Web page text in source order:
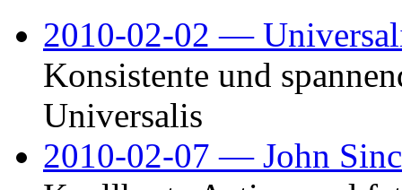
2010-02-02 —
Konsistente und
Universalis
2010-02-07 — John